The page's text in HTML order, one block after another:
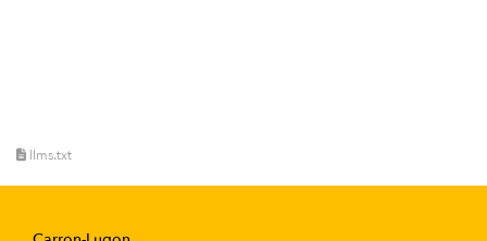
llms.txt